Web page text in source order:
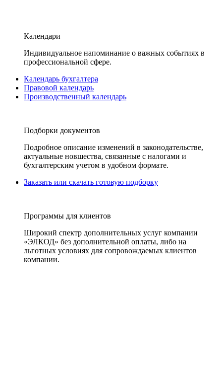
Календари
Индивидуальное напоминание о важных событиях в
профессиональной сфере.
Календарь бухгалтера
Правовой календарь
Производственный календарь
Подборки документов
Подробное описание изменений в законодательстве,
актуальные новшества, связанные с налогами и
бухгалтерским учетом в удобном формате.
Заказать или скачать готовую подборку
Программы для клиентов
Широкий спектр дополнительных услуг компании
«ЭЛКОД» без дополнительной оплаты, либо на
льготных условиях для сопровождаемых клиентов
компании.